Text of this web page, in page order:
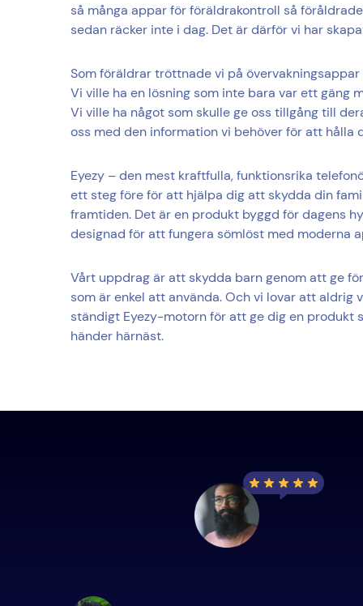
så många appar för föräldrakontroll så
sedan räcker inte i dag. Det är därför vi har
Som föräldrar tröttnade vi på
Vi ville ha en lösning som inte bara var ett gäng
Vi ville ha något som skulle ge oss tillgång till
oss med den information vi behöver för att hålla
Eyezy – den mest kraftfulla, funktionsrika
ett steg före för att hjälpa dig att skydda din
framtiden. Det är en produkt byggd för dagens
designad för att fungera sömlöst med moderna
Vårt uppdrag är att skydda barn genom att ge
som är enkel att använda. Och vi lovar att aldrig
ständigt Eyezy-motorn för att ge dig en produkt
händer härnäst.